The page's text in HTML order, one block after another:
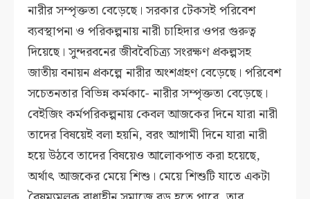
নারীর সম্পৃক্ততা বেড়েছে। সরকার টেকসই পরিবেশ
ব্যবস্থাপনা ও পরিকল্পনায় নারী চাহিদার ওপর গুরুত্ব
দিয়েছে। সুন্দরবনের জীববৈচিত্র্য সংরক্ষণ প্রকল্পসহ
জাতীয় বনায়ন প্রকল্পে নারীর অংশগ্রহণ বেড়েছে। পরিবেশ
সচেতনতার বিভিন্ন কর্মকা-ে নারীর সম্পৃক্ততা বেড়েছে।
বেইজিং কর্মপরিকল্পনায় কেবল আজকের দিনে যারা নারী
তাদের বিষয়েই বলা হয়নি, বরং আগামী দিনে যারা নারী
হয়ে উঠবে তাদের বিষয়েও আলোকপাত করা হয়েছে,
অর্থাৎ আজকের মেয়ে শিশু। মেয়ে শিশুটি যাতে একটা